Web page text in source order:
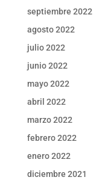
septiembre 2022
agosto 2022
julio 2022
junio 2022
mayo 2022
abril 2022
marzo 2022
febrero 2022
enero 2022
diciembre 2021